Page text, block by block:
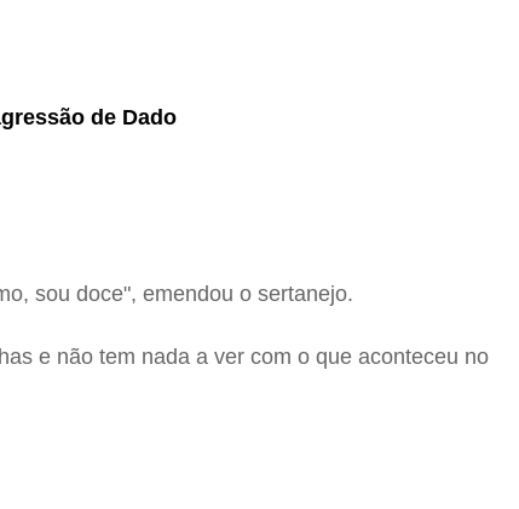
de Dado
sou doce", emendou o sertanejo.
e não tem nada a ver com o que aconteceu no